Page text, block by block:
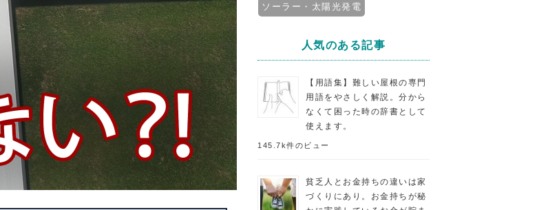
ソーラー・太陽光発電
人気のある記事
【用語集】難しい屋根の専門
用語をやさしく解説。分から
なくて困った時の辞書として
使えます。
145.7k件のビュー
貧乏人とお金持ちの違いは家
づくりにあり。お金持ちが秘